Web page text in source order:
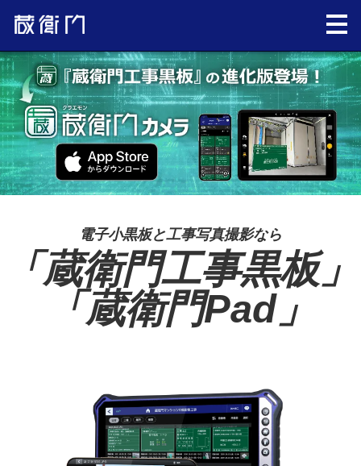
電子小黒板と工事写真撮影なら
「蔵衛門工事黒板」
「蔵衛門Pad」